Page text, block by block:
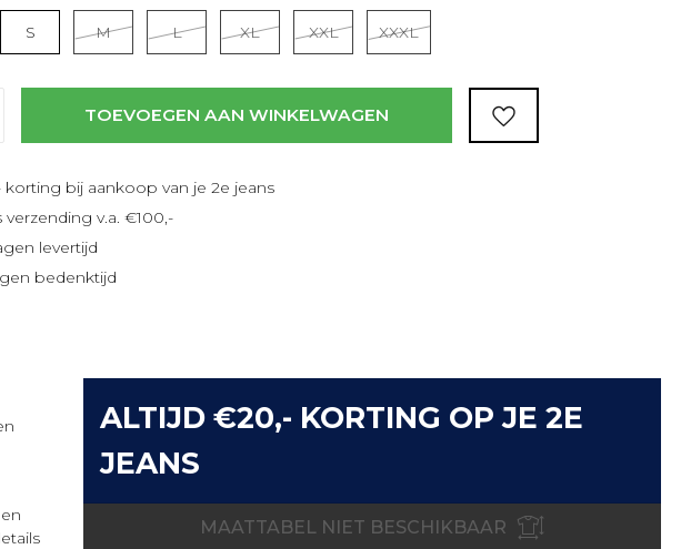
S M L XL XXL XXXL
TOEVOEGEN AAN WINKELWAGEN
korting bij aankoop van je 2e jeans
verzending v.a. €100,-
levertijd
bedenktijd
ALTIJD €20,- KORTING OP JE 2E
JEANS
MAATTABEL NIET BESCHIKBAAR